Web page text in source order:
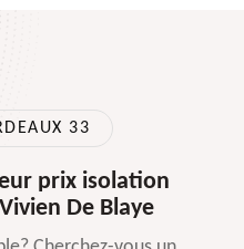
33
prix isolation
De Blaye